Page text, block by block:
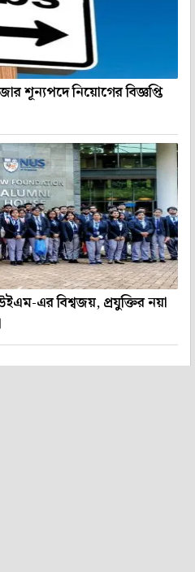
শূন্যপদে নিয়োগের বিজ্ঞপ্তি
এর বিশ্বজয়, প্রযুক্তির নয়া